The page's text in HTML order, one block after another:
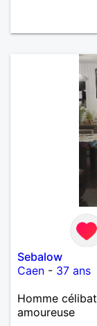
Sebalow
Caen - 37 ans
Homme
amoureuse